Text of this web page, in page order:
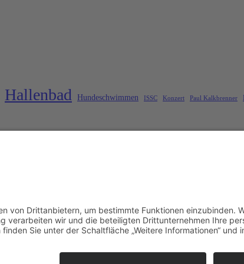
Hallenbad Hundeschwimmen ISSC Konzert Paul Kalkbrenner